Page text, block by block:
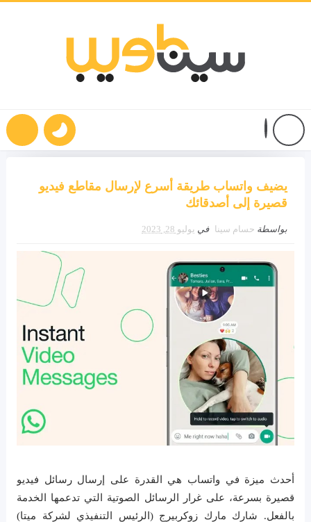
يضيف واتساب طريقة أسرع لإرسال مقاطع فيديو
قصيرة إلى أصدقائك
بواسطة حسام سينا في يوليو 28, 2023
أحدث ميزة في واتساب هي القدرة على إرسال رسائل فيديو
قصيرة بسرعة، على غرار الرسائل الصوتية التي تدعمها الخدمة
بالفعل. شارك مارك زوكربيرج (الرئيس التنفيذي لشركة ميتا)